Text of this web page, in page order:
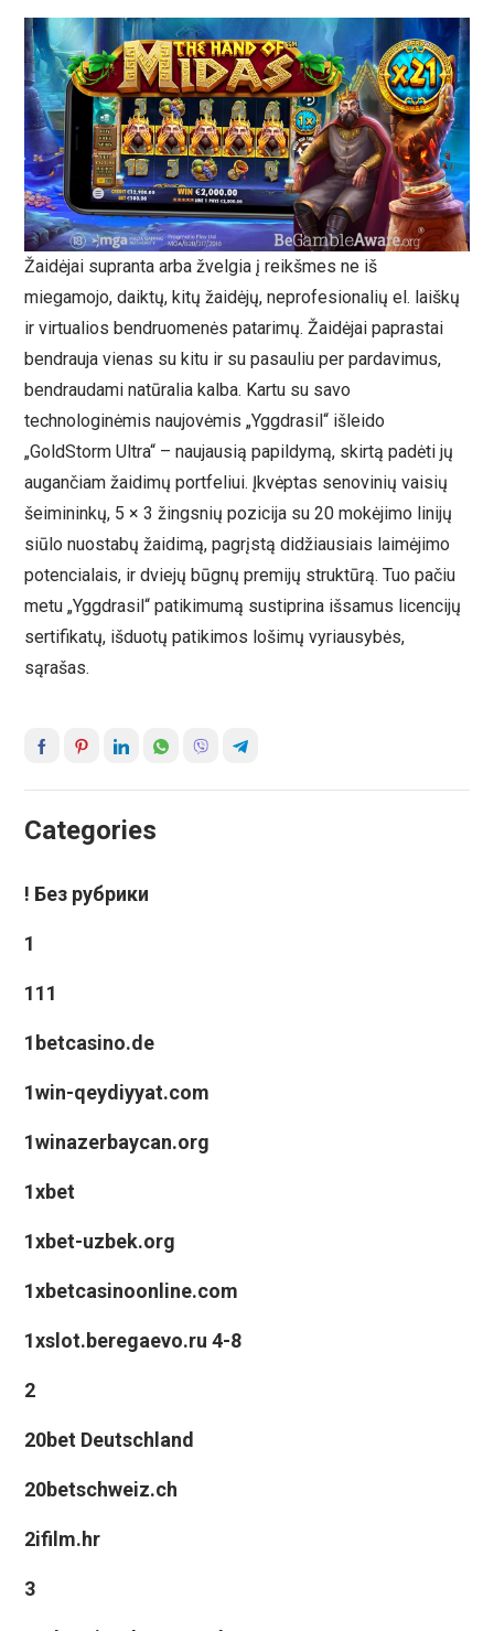
Žaidėjai supranta arba žvelgia į reikšmes ne iš
miegamojo, daiktų, kitų žaidėjų, neprofesionalių el. laiškų
ir virtualios bendruomenės patarimų. Žaidėjai paprastai
bendrauja vienas su kitu ir su pasauliu per pardavimus,
bendraudami natūralia kalba. Kartu su savo
technologinėmis naujovėmis „Yggdrasil“ išleido
„GoldStorm Ultra“ – naujausią papildymą, skirtą padėti jų
augančiam žaidimų portfeliui. Įkvėptas senovinių vaisių
šeimininkų, 5 × 3 žingsnių pozicija su 20 mokėjimo linijų
siūlo nuostabų žaidimą, pagrįstą didžiausiais laimėjimo
potencialais, ir dviejų būgnų premijų struktūrą. Tuo pačiu
metu „Yggdrasil“ patikimumą sustiprina išsamus licencijų
sertifikatų, išduotų patikimos lošimų vyriausybės,
sąrašas.
Categories
! Без рубрики
1
111
1betcasino.de
1win-qeydiyyat.com
1winazerbaycan.org
1xbet
1xbet-uzbek.org
1xbetcasinoonline.com
1xslot.beregaevo.ru 4-8
2
20bet Deutschland
20betschweiz.ch
2ifilm.hr
3